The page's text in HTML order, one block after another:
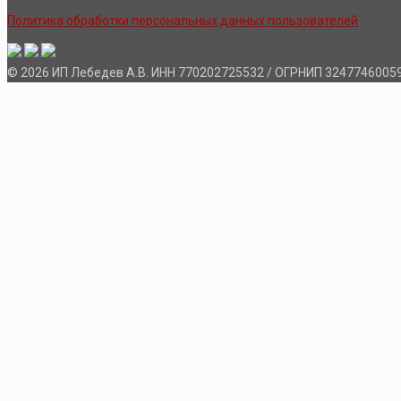
Политика обработки персональных данных пользователей
© 2026 ИП Лебедев А.В. ИНН 770202725532 / ОГРНИП